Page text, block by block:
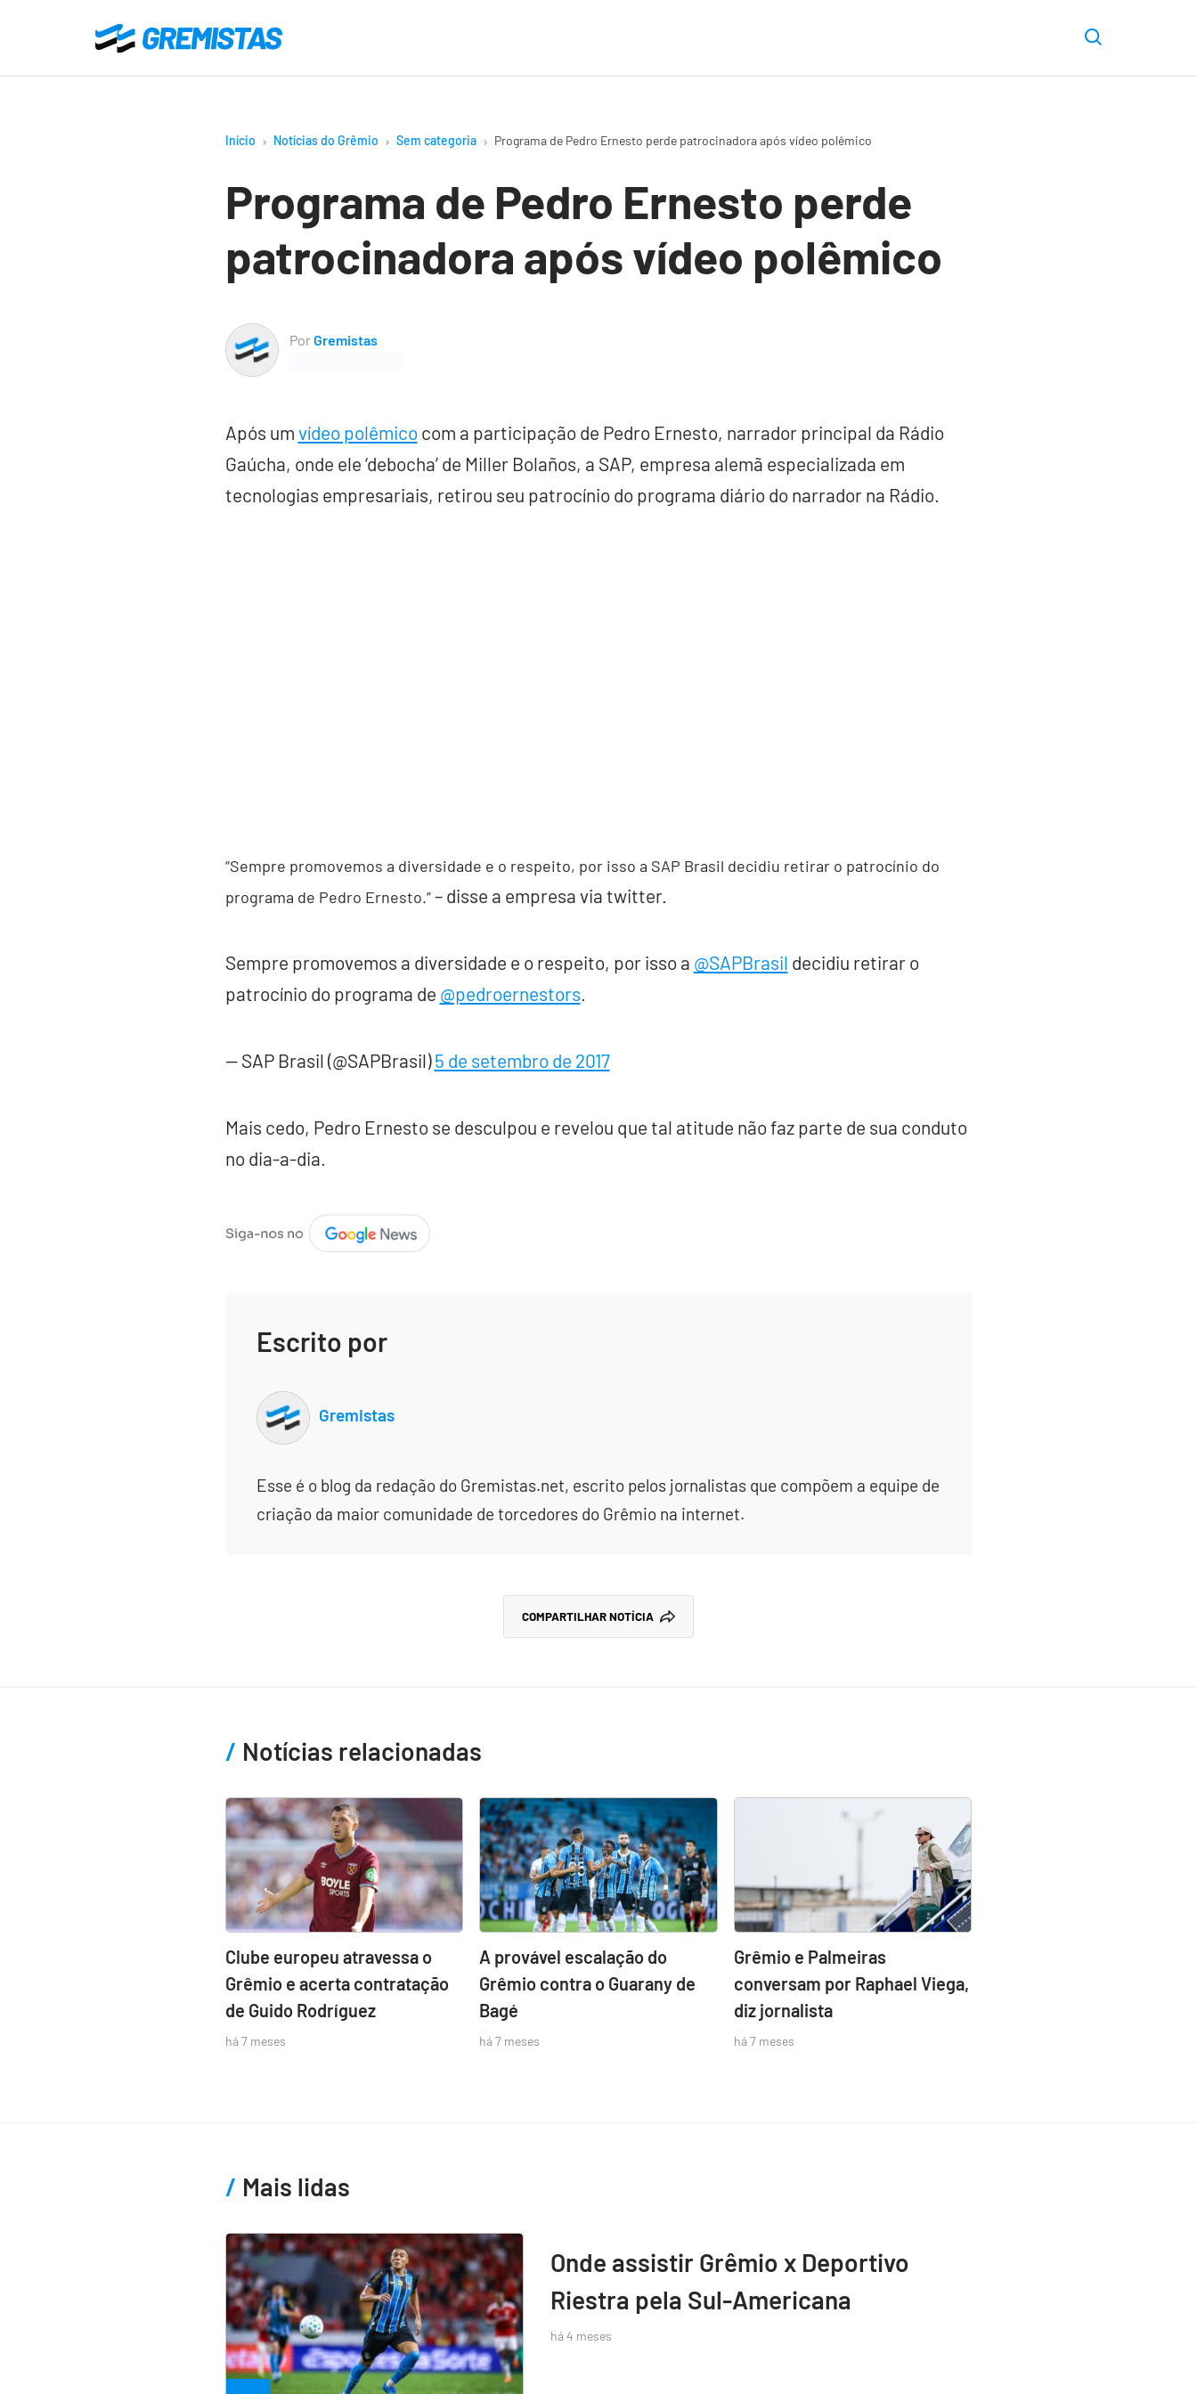
o
Gremistas
Início Notícias do Grêmio Sem categoria Programa de Pedro Ernesto perde patrocinadora após vídeo polêmico
Programa de Pedro Ernesto perde
patrocinadora após vídeo polêmico
PorGremistas
Após um vídeo polêmico com a participação de Pedro Ernesto, narrador principal da Rádio
Gaúcha, onde ele ‘debocha’ de Miller Bolaños, a SAP, empresa alemã especializada em
tecnologias empresariais, retirou seu patrocínio do programa diário do narrador na Rádio.
“Sempre promovemos a diversidade e o respeito, por isso a SAP Brasil decidiu retirar o patrocínio do
programa de Pedro Ernesto.”– disse a empresa via twitter.
Sempre promovemos a diversidade e o respeito, por isso a @SAPBrasil decidiu retirar o
patrocínio do programa de @pedroernestors.
— SAP Brasil (@SAPBrasil)5 de setembro de 2017
Mais cedo, Pedro Ernesto se desculpou e revelou que tal atitude não faz parte de sua conduto
no dia-a-dia.
Escrito por
Gremistas
Esse é o blog da redação do Gremistas.net, escrito pelos jornalistas que compõem a equipe de
criação da maior comunidade de torcedores do Grêmio na internet.
COMPARTILHAR NOTÍCIA
Notícias relacionadas
Clube europeu atravessa o
Grêmio e acerta contratação
de Guido Rodríguez
há 7 meses
A provável escalação do
Grêmio contra o Guarany de
Bagé
há 7 meses
Grêmio e Palmeiras
conversam por Raphael Viega,
diz jornalista
há 7 meses
Mais lidas
Onde assistir Grêmio x Deportivo
Riestra pela Sul-Americana
há 4 meses